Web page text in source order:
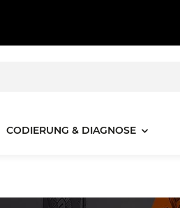
CODIERUNG & DIAGNOSE